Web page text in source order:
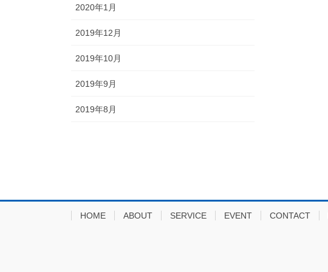
2020年1月
2019年12月
2019年10月
2019年9月
2019年8月
HOME ABOUT SERVICE EVENT CONTACT